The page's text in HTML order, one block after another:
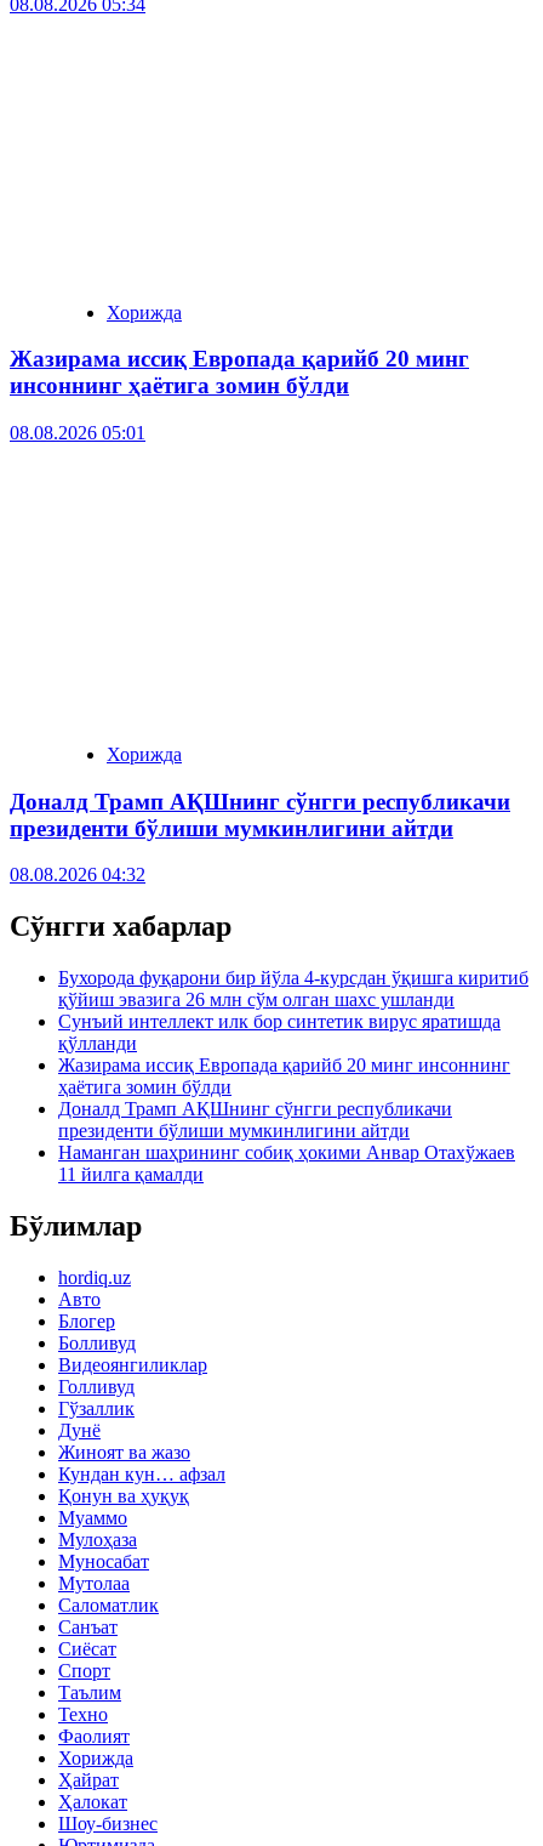
Хорижда
Жазирама иссиқ Европада қарийб 20 минг
инсоннинг ҳаётига зомин бўлди
08.08.2026 05:01
Хорижда
Доналд Трамп АҚШнинг сўнгги республикачи
президенти бўлиши мумкинлигини айтди
08.08.2026 04:32
Сўнгги хабарлар
Бухорода фуқарони бир йўла 4-курсдан ўқишга киритиб
қўйиш эвазига 26 млн сўм олган шахс ушланди
Сунъий интеллект илк бор синтетик вирус яратишда
қўлланди
Жазирама иссиқ Европада қарийб 20 минг инсоннинг
ҳаётига зомин бўлди
Доналд Трамп АҚШнинг сўнгги республикачи
президенти бўлиши мумкинлигини айтди
Наманган шаҳрининг собиқ ҳокими Анвар Отахўжаев
11 йилга қамалди
Бўлимлар
hordiq.uz
Авто
Блогер
Болливуд
Видеоянгиликлар
Голливуд
Гўзаллик
Дунё
Жиноят ва жазо
Кундан кун… афзал
Қонун ва ҳуқуқ
Муаммо
Мулоҳаза
Муносабат
Мутолаа
Саломатлик
Санъат
Сиёсат
Спорт
Таълим
Техно
Фаолият
Хорижда
Ҳайрат
Ҳалокат
Шоу-бизнес